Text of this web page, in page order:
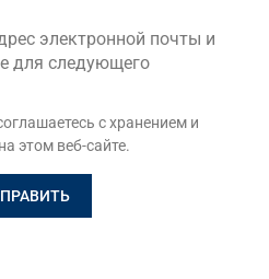
электронной почты и
для следующего
с хранением и
этом веб-сайте.